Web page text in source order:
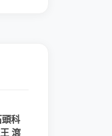
科
滾